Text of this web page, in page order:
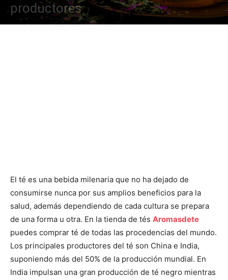
productores
El té es una bebida milenaria que no ha dejado de
consumirse nunca por sus amplios beneficios para la
salud, además dependiendo de cada cultura se prepara
de una forma u otra. En la tienda de tés Aromasdete
puedes comprar té de todas las procedencias del mundo.
Los principales productores del té son China e India,
suponiendo más del 50% de la producción mundial. En
India impulsan una gran producción de té negro mientras